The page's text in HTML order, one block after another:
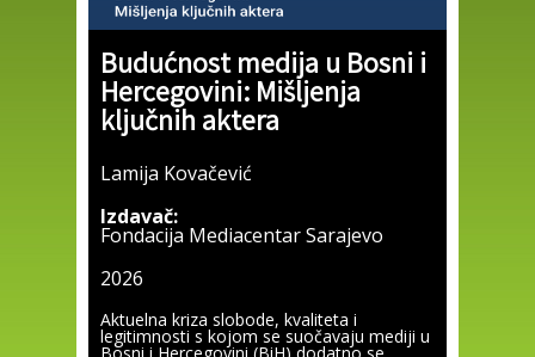
Budućnost medija u Bosni i
Hercegovini: Mišljenja
ključnih aktera
Lamija Kovačević
Izdavač:
Fondacija Mediacentar Sarajevo
2026
Aktuelna kriza slobode, kvaliteta i
legitimnosti s kojom se suočavaju mediji u
Bosni i Hercegovini (BiH) dodatno se